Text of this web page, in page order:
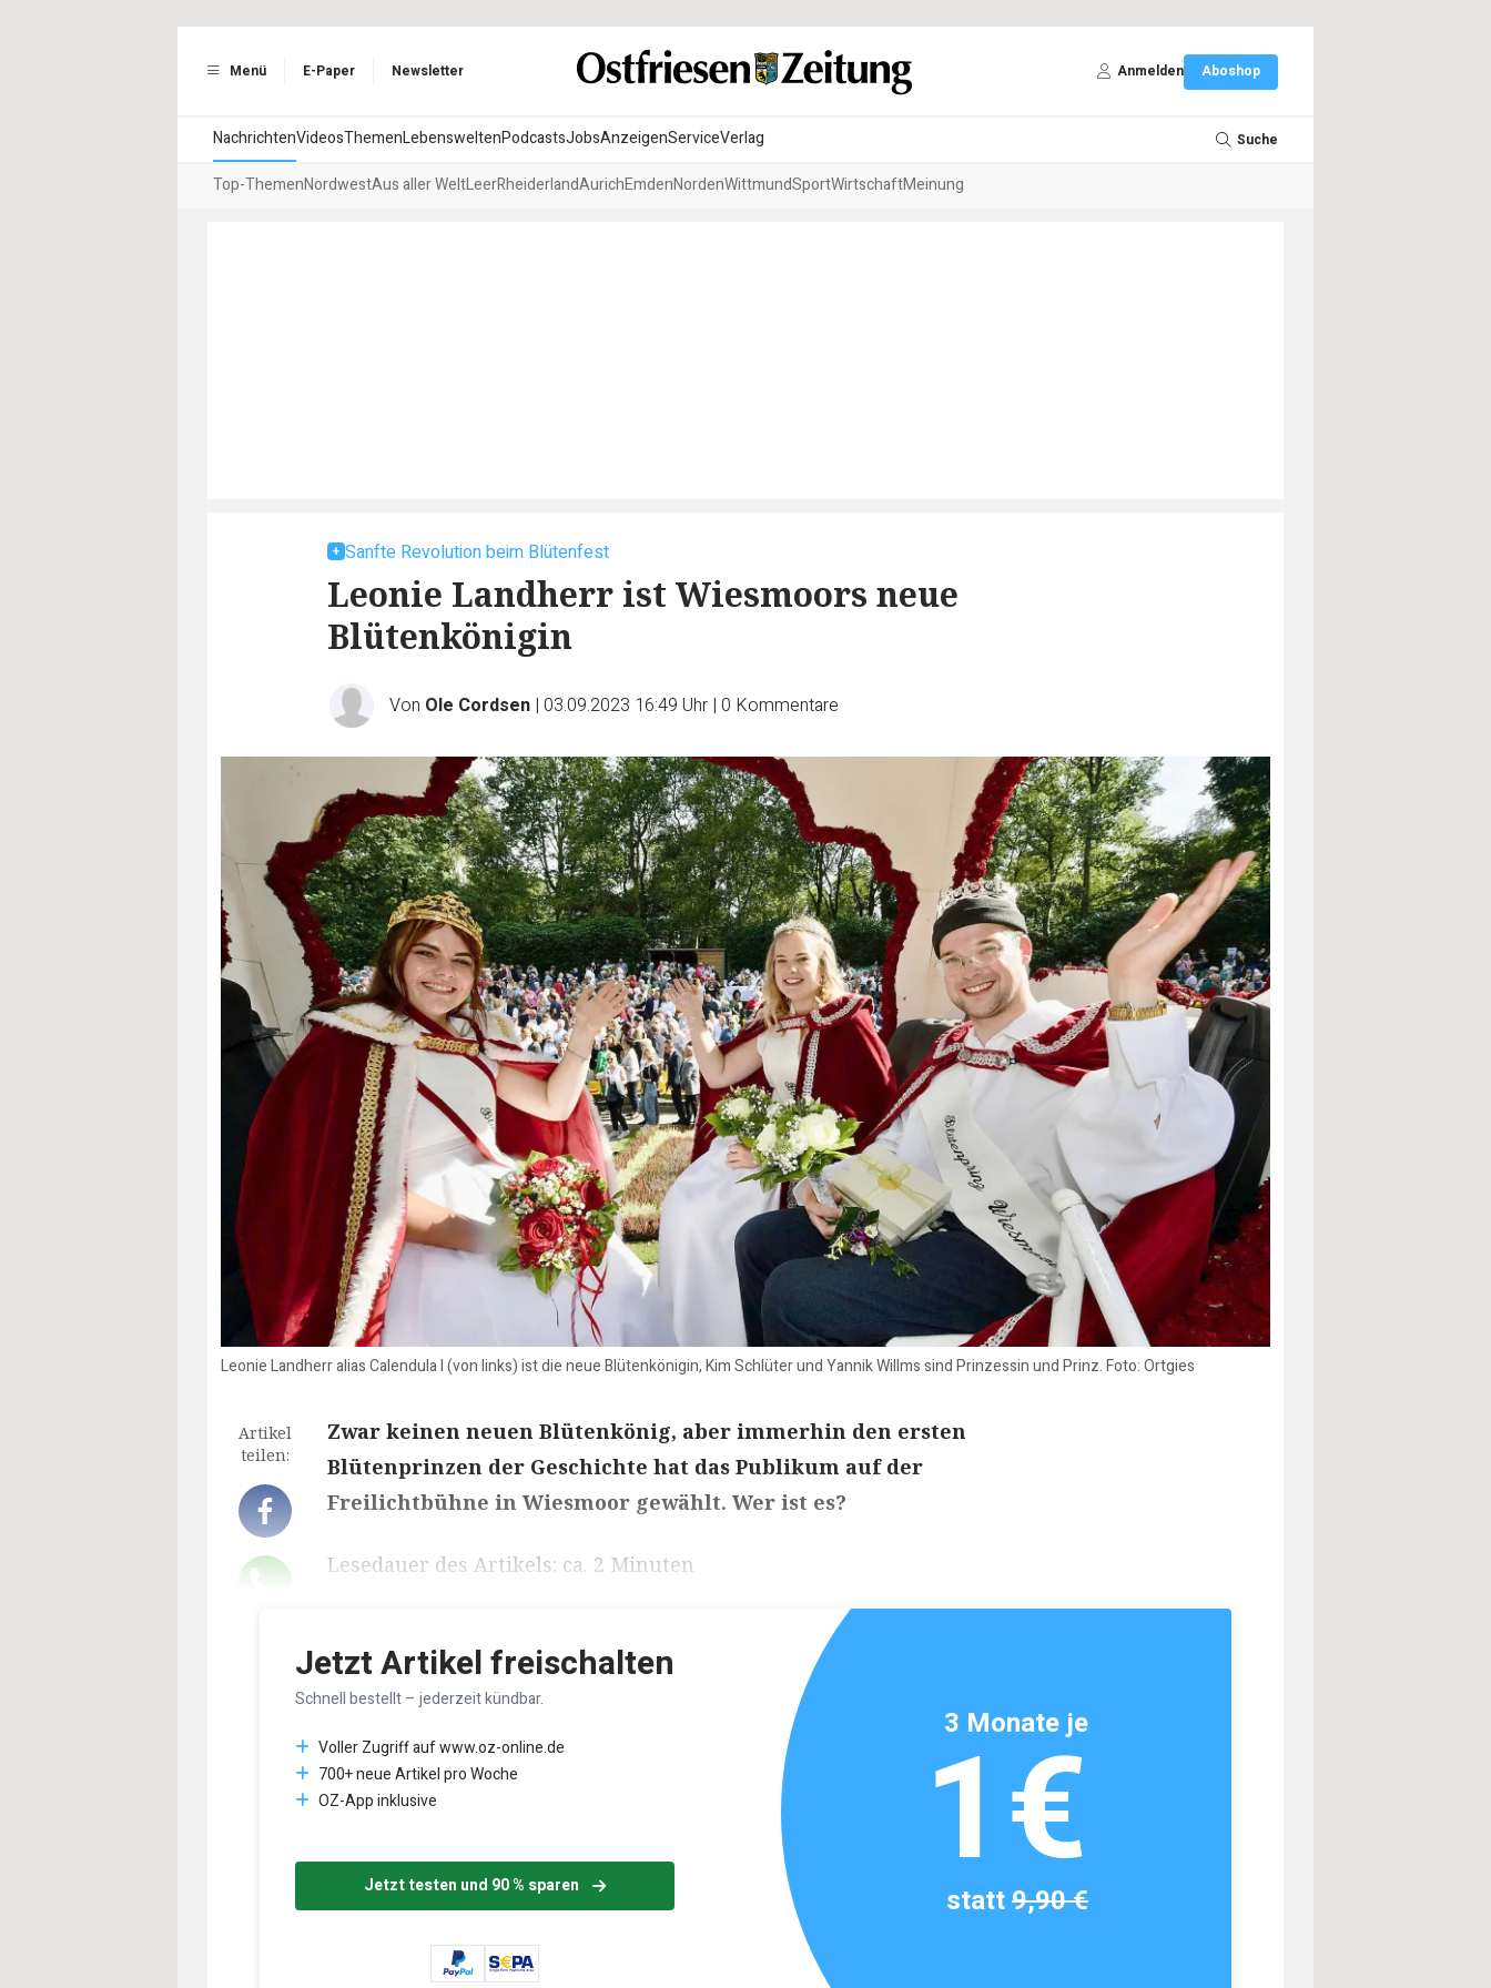
Menü E-Paper Newsletter Anmelden Aboshop
NachrichtenVideosThemenLebensweltenPodcastsJobsAnzeigenServiceVerlag Suche
Top-ThemenNordwestAus aller WeltLeerRheiderlandAurichEmdenNordenWittmundSportWirtschaftMeinung
Sanfte Revolution beim Blütenfest
Leonie Landherr ist Wiesmoors neue
Blütenkönigin
Von Ole Cordsen | 03.09.2023 16:49 Uhr | 0 Kommentare
Leonie Landherr alias Calendula I (von links) ist die neue Blütenkönigin, Kim Schlüter und Yannik Willms sind Prinzessin und Prinz. Foto: Ortgies
Artikel
teilen:
Zwar keinen neuen Blütenkönig, aber immerhin den ersten
Blütenprinzen der Geschichte hat das Publikum auf der
Freilichtbühne in Wiesmoor gewählt. Wer ist es?
Lesedauer des Artikels: ca. 2 Minuten
Jetzt Artikel freischalten
Schnell bestellt – jederzeit kündbar.
Voller Zugriff auf www.oz-online.de
700+ neue Artikel pro Woche
OZ-App inklusive
Jetzt testen und 90 % sparen
3 Monate je
1€
statt9,90 €